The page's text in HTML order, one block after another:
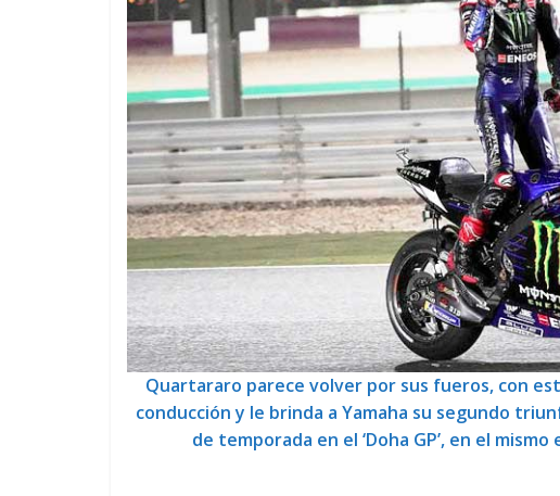
Quartararo parece volver por sus fueros, con
conducción y le brinda a Yamaha su segundo
de temporada en el ‘Doha GP’, en el